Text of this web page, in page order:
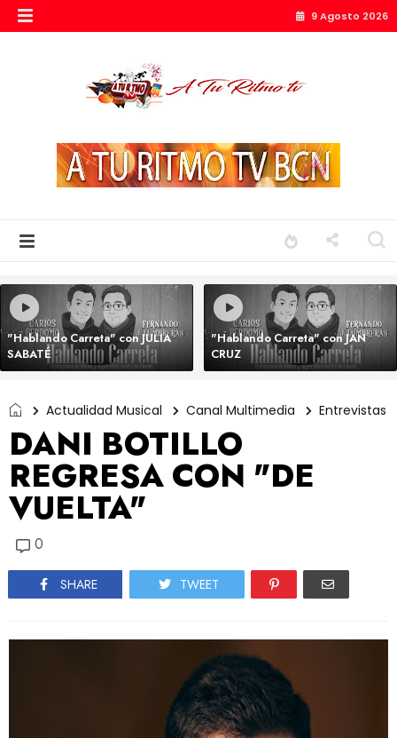
9 Agosto 2026
"Hablando Carreta" con JULIA
SABATÉ
"Hablando Carreta" con JAN
CRUZ
Actualidad Musical Canal Multimedia Entrevistas
DANI BOTILLO
REGRESA CON "DE
VUELTA"
0
SHARE TWEET